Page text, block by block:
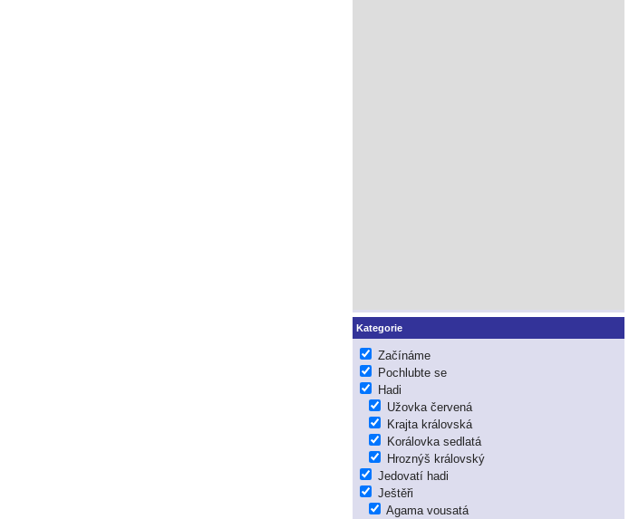
Kategorie
Začínáme
Pochlubte se
Hadi
Užovka červená
Krajta královská
Korálovka sedlatá
Hroznýš královský
Jedovatí hadi
Ještěři
Agama vousatá